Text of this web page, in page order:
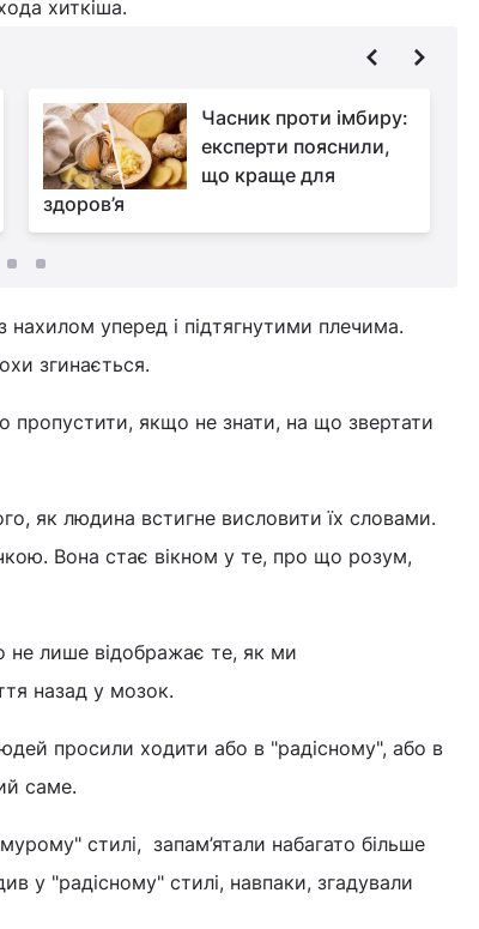
хиткіша.
Часник проти імбиру:
експерти пояснили,
що краще для
здоров’я
нахилом уперед і підтягнутими плечима.
згинається.
пропустити, якщо не знати, на що звертати
як людина встигне висловити їх словами.
Вона стає вікном у те, про що розум,
не лише відображає те, як ми
назад у мозок.
просили ходити або в "радісному", або в
саме.
стилі, запам’ятали набагато більше
у "радісному" стилі, навпаки, згадували